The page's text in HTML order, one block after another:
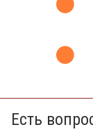
Есть